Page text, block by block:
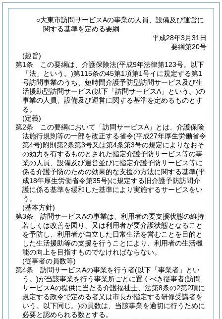
○大東市訪問サービスAの事業の人員、設備及び運営に
関する基準を定める要綱
平成28年3月31日
要綱第20号
(趣旨)
第1条
この要綱は、介護保険法(平成9年法律第123号。以下
「法」という。)第115条の45第1項第1号イに規定する第1
号訪問事業のうち、短時間介護予防型訪問サービス及び生
活援助型訪問サービス(以下「訪問サービスA」という。)の
事業の人員、設備及び運営に関する基準を定めるものとす
る。
(定義)
第2条
この要綱において「訪問サービスA」とは、介護保険
法施行規則等の一部を改正する省令(平成27年厚生労働省令
第4号)附則第2条第3号又は第4条第3号の規定によりなおそ
の効力を有するものとされた指定介護予防サービス等の事
業の人員、設備及び運営並びに指定介護予防サービス等に
係る介護予防のための効果的な支援の方法に関する基準(平
成18年厚生労働省令第35号)に規定する旧介護予防訪問介
護に係る基準を緩和した基準により実施するサービスをい
う。
(基本方針)
第3条
訪問サービスAの事業は、利用者の要支援状態の維持
若しくは改善を図り、又は利用者が要介護状態となること
を予防し、利用者が自立した日常生活を営むことを目的と
した生活援助等の支援を行うことにより、利用者の生活機
能の向上を目指すものでなければならない。
(従事者の員数等)
第4条
訪問サービスAの事業を行う者(以下「事業者」とい
う。)が当該事業を行う事業所ごとに置くべき従事者(訪問
サービスAの提供に当たる介護福祉士、法第8条の2第2項に
規定する政令で定める者又は市長が指定する研修受講者を
いう。以下同じ。)の員数は、当該事業を適切に行うために
必要と認められる数とする。